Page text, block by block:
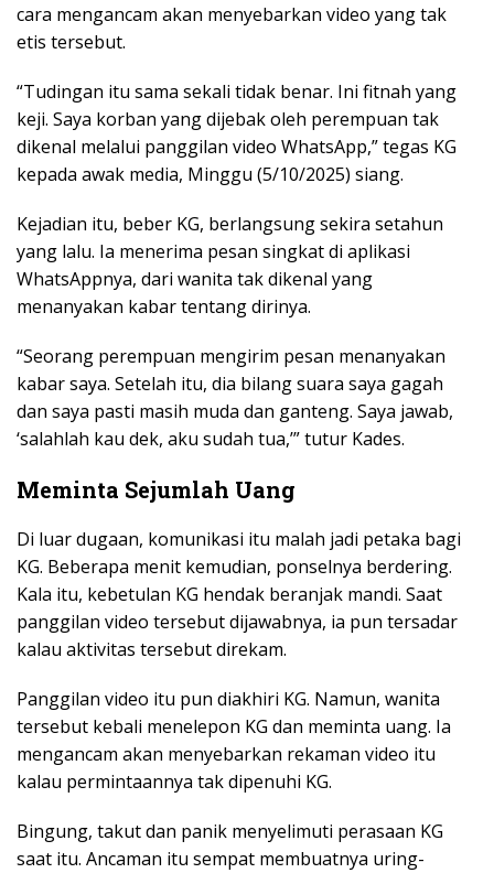
cara mengancam akan menyebarkan video yang tak
etis tersebut.
“Tudingan itu sama sekali tidak benar. Ini fitnah yang
keji. Saya korban yang dijebak oleh perempuan tak
dikenal melalui panggilan video WhatsApp,” tegas KG
kepada awak media, Minggu (5/10/2025) siang.
Kejadian itu, beber KG, berlangsung sekira setahun
yang lalu. Ia menerima pesan singkat di aplikasi
WhatsAppnya, dari wanita tak dikenal yang
menanyakan kabar tentang dirinya.
“Seorang perempuan mengirim pesan menanyakan
kabar saya. Setelah itu, dia bilang suara saya gagah
dan saya pasti masih muda dan ganteng. Saya jawab,
‘salahlah kau dek, aku sudah tua,’” tutur Kades.
Meminta Sejumlah Uang
Di luar dugaan, komunikasi itu malah jadi petaka bagi
KG. Beberapa menit kemudian, ponselnya berdering.
Kala itu, kebetulan KG hendak beranjak mandi. Saat
panggilan video tersebut dijawabnya, ia pun tersadar
kalau aktivitas tersebut direkam.
Panggilan video itu pun diakhiri KG. Namun, wanita
tersebut kebali menelepon KG dan meminta uang. Ia
mengancam akan menyebarkan rekaman video itu
kalau permintaannya tak dipenuhi KG.
Bingung, takut dan panik menyelimuti perasaan KG
saat itu. Ancaman itu sempat membuatnya uring-